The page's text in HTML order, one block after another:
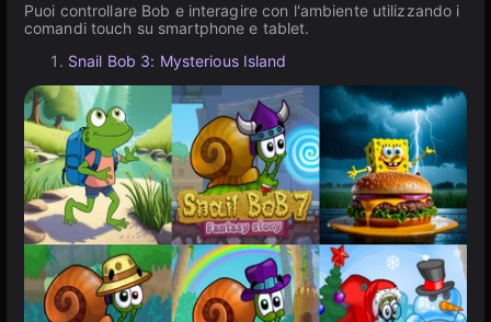
Puoi controllare Bob e interagire con l'ambiente utilizzando i
comandi touch su smartphone e tablet.
Snail Bob 3: Mysterious Island